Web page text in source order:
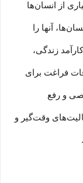
از انسان‌ها
آنها را
زندگی،
فراغت برای
و رفع
وقت‌گیر و